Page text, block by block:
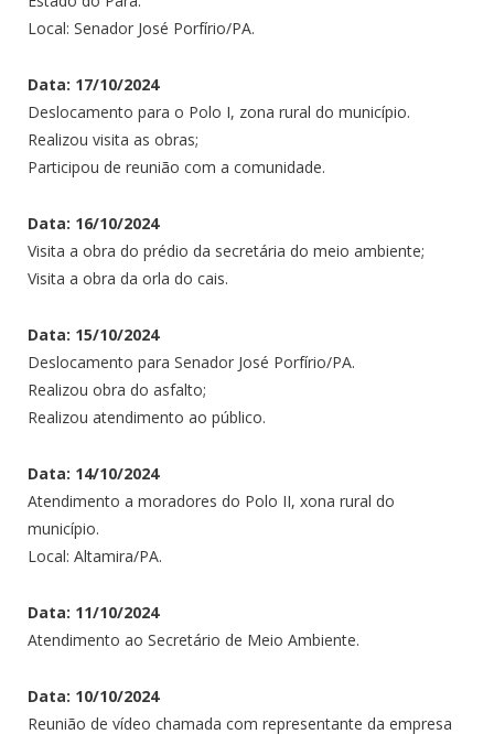
Local: Senador José Porfírio/PA.
Data: 17/10/2024
Deslocamento para o Polo I, zona rural do município.
Realizou visita as obras;
Participou de reunião com a comunidade.
Data: 16/10/2024
Visita a obra do prédio da secretária do meio ambiente;
Visita a obra da orla do cais.
Data: 15/10/2024
Deslocamento para Senador José Porfírio/PA.
Realizou obra do asfalto;
Realizou atendimento ao público.
Data: 14/10/2024
Atendimento a moradores do Polo II, xona rural do
município.
Local: Altamira/PA.
Data: 11/10/2024
Atendimento ao Secretário de Meio Ambiente.
Data: 10/10/2024
Reunião de vídeo chamada com representante da empresa